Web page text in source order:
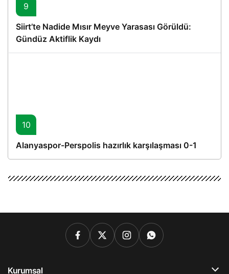
9
Siirt’te Nadide Mısır Meyve Yarasası Görüldü:
Gündüz Aktiflik Kaydı
10
Alanyaspor-Perspolis hazırlık karşılaşması 0-1
Kurumsal